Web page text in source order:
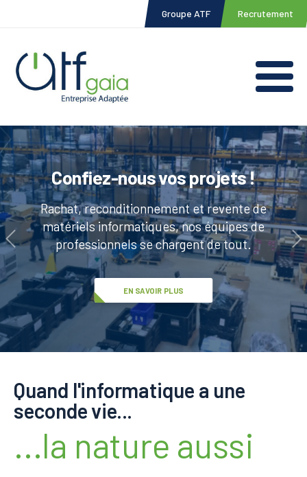
Topbar
Menu
Groupe ATF Recrutement
Main
Confiez-nous vos projets !
Rachat, reconditionnement et revente de
matériels informatiques, nos équipes de
professionnels se chargent de tout.
EN SAVOIR PLUS
Entreprise adaptée
Notre philosophie est de placer l'individu au
coeur des priorités de l'entreprise.
EN SAVOIR PLUS
Contenu
Quand l'informatique a une
seconde vie...
...la nature aussi